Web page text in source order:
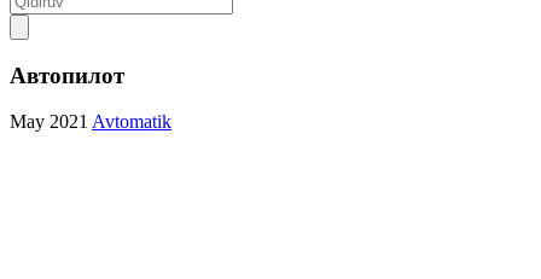
Автопилот
May 2021 Avtomatik